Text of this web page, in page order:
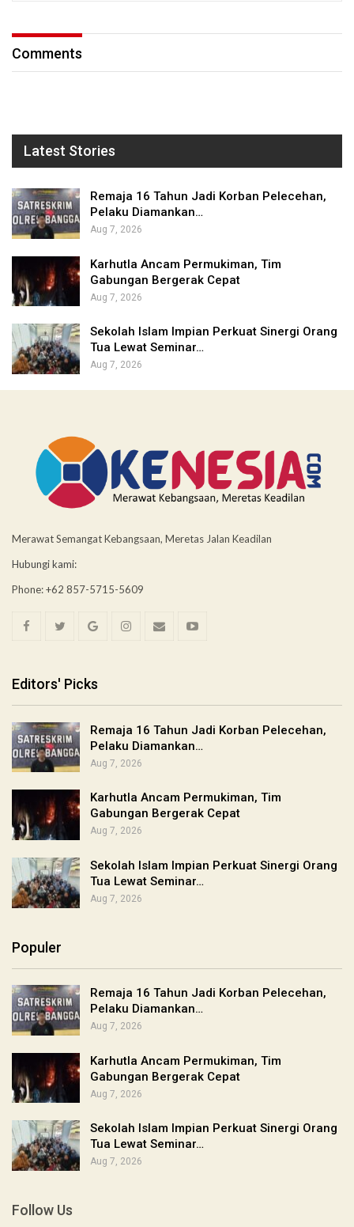
Comments
Latest Stories
Remaja 16 Tahun Jadi Korban Pelecehan,
Pelaku Diamankan…
Aug 7, 2026
Karhutla Ancam Permukiman, Tim
Gabungan Bergerak Cepat
Aug 7, 2026
Sekolah Islam Impian Perkuat Sinergi Orang
Tua Lewat Seminar…
Aug 7, 2026
Merawat Semangat Kebangsaan, Meretas Jalan Keadilan
Hubungi kami:
Phone: +62 857-5715-5609
Editors' Picks
Remaja 16 Tahun Jadi Korban Pelecehan,
Pelaku Diamankan…
Aug 7, 2026
Karhutla Ancam Permukiman, Tim
Gabungan Bergerak Cepat
Aug 7, 2026
Sekolah Islam Impian Perkuat Sinergi Orang
Tua Lewat Seminar…
Aug 7, 2026
Populer
Remaja 16 Tahun Jadi Korban Pelecehan,
Pelaku Diamankan…
Aug 7, 2026
Karhutla Ancam Permukiman, Tim
Gabungan Bergerak Cepat
Aug 7, 2026
Sekolah Islam Impian Perkuat Sinergi Orang
Tua Lewat Seminar…
Aug 7, 2026
Follow Us